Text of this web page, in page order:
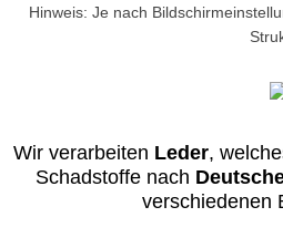
Hinweis: Je nach
Wir verarbeiten Leder,
Schadstoffe nach
verschiedenen